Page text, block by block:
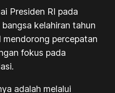
Presiden RI pada
kelahiran tahun
percepatan
fokus pada
adalah melalui